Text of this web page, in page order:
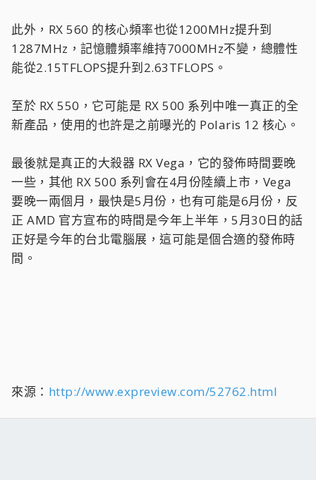
此外，RX 560 的核心頻率也從1200MHz提升到
1287MHz，記憶體頻率維持7000MHz不變，總體性
能從2.15TFLOPS提升到2.63TFLOPS。
至於 RX 550，它可能是 RX 500 系列中唯一真正的全
新產品，使用的也許是之前曝光的 Polaris 12 核心。
最後就是真正的大殺器 RX Vega，它的發佈時間要晚
一些，其他 RX 500 系列會在4月份陸續上市，Vega
要晚一兩個月，最快是5月份，也有可能是6月份，反
正 AMD 官方宣布的時間是今年上半年，5月30日的話
正好是今年的台北電腦展，這可能是個合適的發佈時
間。
來源： http://www.expreview.com/52762.html